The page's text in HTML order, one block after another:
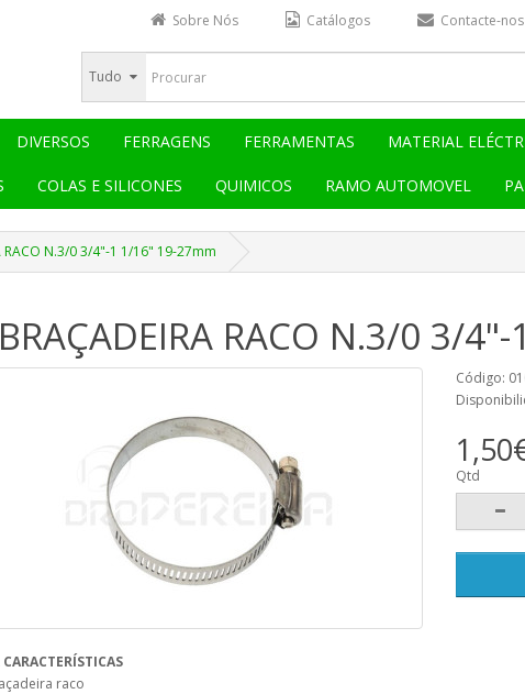
Sobre Nós Catálogos Contacte-nos
Tudo
DIVERSOS FERRAGENS FERRAMENTAS MATERIAL
COLAS E SILICONES QUIMICOS RAMO AUTOMOVEL
RACO N.3/0 3/4"-1 1/16" 19-27mm
RACO N.3/0 3/
CARACTERÍSTICAS
raco
Código:
Qtd